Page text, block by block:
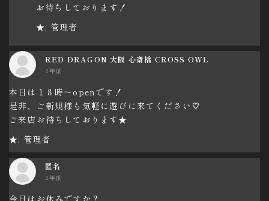
お待ちしております！
★: 管理者
RED DRAGON 大阪 心斎橋 CROSS OWL
2年前
本日は１８時～openです！
是非、ご新規様も気軽に遊びに来てください♡
ご来店お待ちしております★
★: 管理者
匿名
2年前
今日はお休みですか？